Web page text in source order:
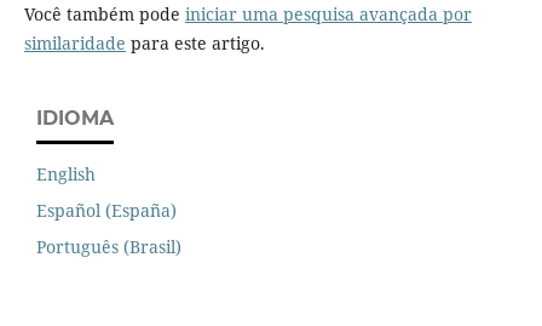
Você também pode iniciar uma pesquisa avançada por
similaridade para este artigo.
IDIOMA
English
Español (España)
Português (Brasil)